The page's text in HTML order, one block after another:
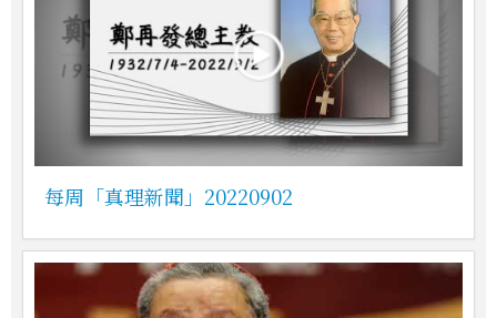
每周「真理新聞」20220902